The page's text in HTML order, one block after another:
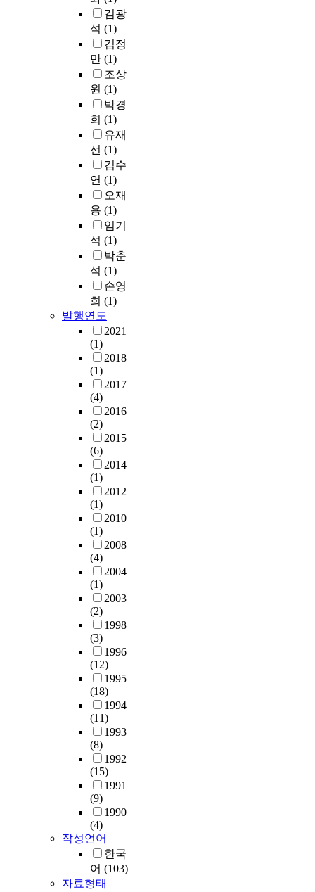
김광
석 (1)
김정
만 (1)
조상
원 (1)
박경
희 (1)
유재
선 (1)
김수
연 (1)
오재
용 (1)
임기
석 (1)
박춘
석 (1)
손영
희 (1)
발행연도
2021
(1)
2018
(1)
2017
(4)
2016
(2)
2015
(6)
2014
(1)
2012
(1)
2010
(1)
2008
(4)
2004
(1)
2003
(2)
1998
(3)
1996
(12)
1995
(18)
1994
(11)
1993
(8)
1992
(15)
1991
(9)
1990
(4)
작성언어
한국
어 (103)
자료형태